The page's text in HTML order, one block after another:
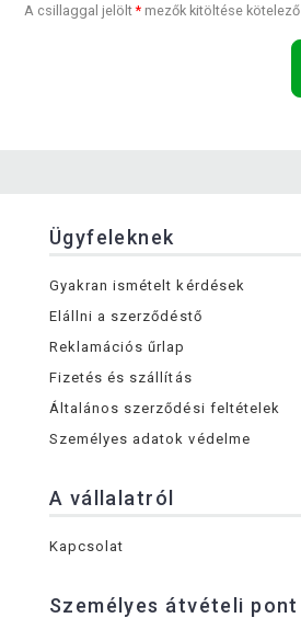
A csillaggal jelölt* mezők kitöltése kötelező
Ügyfeleknek
Gyakran ismételt kérdések
Elállni a szerződéstő
Reklamációs űrlap
Fizetés és szállítás
Általános szerződési feltételek
Személyes adatok védelme
A vállalatról
Kapcsolat
Személyes átvételi pont